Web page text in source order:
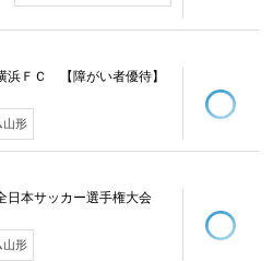
浜ＦＣ 【障がい者優待】
山形
日本サッカー選手権大会
山形